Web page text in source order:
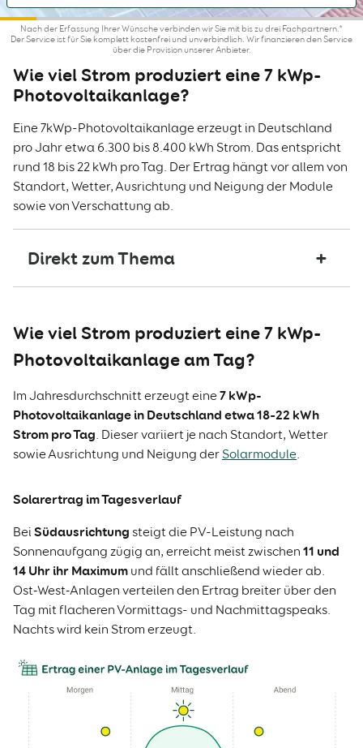
Nach der Erfassung Ihrer Wünsche verbinden wir Sie mit bis zu drei Fachpartnern.*
Der Service ist für Sie komplett kostenfrei und unverbindlich. Wir finanzieren den Service
über die Provision unserer Anbieter.
Wie viel Strom produziert eine 7 kWp-
Photovoltaikanlage?
Eine 7kWp-Photovoltaikanlage erzeugt in Deutschland
pro Jahr etwa 6.300 bis 8.400 kWh Strom. Das entspricht
rund 18 bis 22 kWh pro Tag. Der Ertrag hängt vor allem von
Standort, Wetter, Ausrichtung und Neigung der Module
sowie von Verschattung ab.
Direkt zum Thema
Wie viel Strom produziert eine 7 kWp-
Photovoltaikanlage am Tag?
Im Jahresdurchschnitt erzeugt eine 7 kWp-
Photovoltaikanlage in Deutschland etwa 18–22 kWh
Strom pro Tag. Dieser variiert je nach Standort, Wetter
sowie Ausrichtung und Neigung der Solarmodule.
Solarertrag im Tagesverlauf
Bei Südausrichtung steigt die PV-Leistung nach
Sonnenaufgang zügig an, erreicht meist zwischen 11 und
14 Uhr ihr Maximum und fällt anschließend wieder ab.
Ost‑West‑Anlagen verteilen den Ertrag breiter über den
Tag mit flacheren Vormittags- und Nachmittagspeaks.
Nachts wird kein Strom erzeugt.